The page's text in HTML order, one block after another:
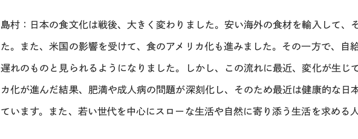
島村：日本の食文化は戦後、大きく変わりました。安い海外の食材を輸入して、
た。また、米国の影響を受けて、食のアメリカ化も進みました。その一方で、自
遅れのものと見られるようになりました。しかし、この流れに最近、変化が生じ
カ化が進んだ結果、肥満や成人病の問題が深刻化し、そのため最近は健康的な日
ています。また、若い世代を中心にスローな生活や自然に寄り添う生活を求める